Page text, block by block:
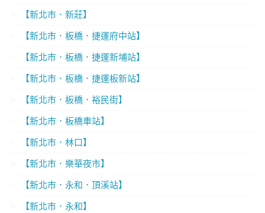
【新北市．新莊】
【新北市．板橋．捷運府中站】
【新北市．板橋．捷運新埔站】
【新北市．板橋．捷運板新站】
【新北市．板橋．裕民街】
【新北市．板橋車站】
【新北市．林口】
【新北市．樂華夜市】
【新北市．永和．頂溪站】
【新北市．永和】